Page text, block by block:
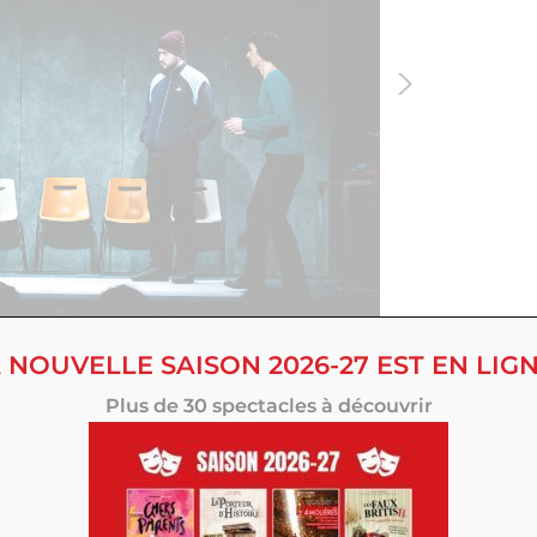
NOUVELLE SAISON 2026-27 EST EN
Plus de 30 spectacles à découvrir